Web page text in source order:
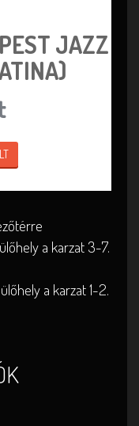
JAZZ
a karzat 3-7.
a karzat 1-2.